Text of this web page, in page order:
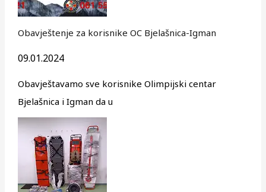
Obavještenje za korisnike OC Bjelašnica-Igman
09.01.2024
Obavještavamo sve korisnike Olimpijski centar
Bjelašnica i Igman da u